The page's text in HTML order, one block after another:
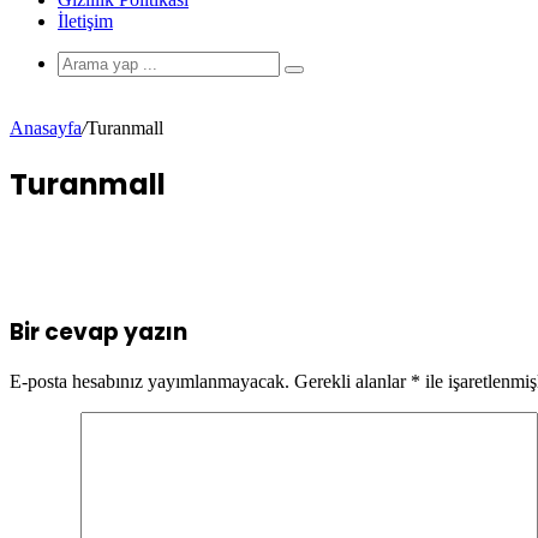
İletişim
Anasayfa/Turanmall
Turanmall
Bir cevap yazın
E-posta hesabınız yayımlanmayacak. Gerekli alanlar * ile